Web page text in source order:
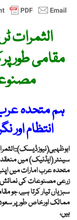
الثمرات
انتظام اور
سینٹر (ایڈنیک) میں
متحدہ عرب امارات میں
سبزیاں تیار کرتا ہے، جو
ممالک اورخاص طور پر
ہیں،